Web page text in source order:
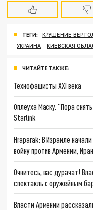
ТЕГИ: КРУШЕНИЕ
УКРАИНА
КИЕВСКАЯ
ЧИТАЙТЕ ТАКЖЕ:
Технофашисты XXI века
Оплеуха Маску. "Пора
Starlink
Hraparak: В Израиле
войну против Армении,
Очнитесь, вас дурачат!
спектакль с оружейным
Власти Армении